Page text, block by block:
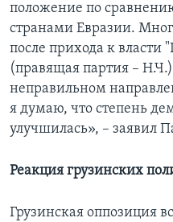
положение по
странами Евразии.
после прихода к власти
(правящая партия –
неправильном
я думаю, что степень
улучшилась», – заявил
Реакция грузинских
Грузинская оппозиция